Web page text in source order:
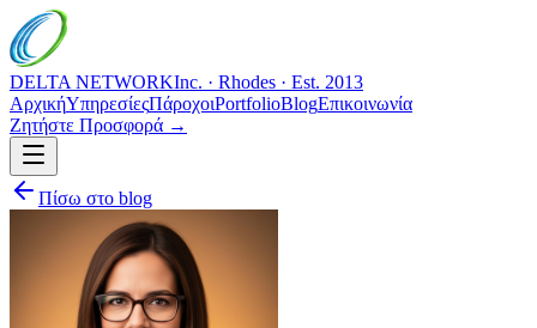
DELTA NETWORKInc. · Rhodes · Est. 2013
ΑρχικήΥπηρεσίεςΠάροχοιPortfolioBlogΕπικοινωνία
Ζητήστε Προσφορά →
Πίσω στο blog